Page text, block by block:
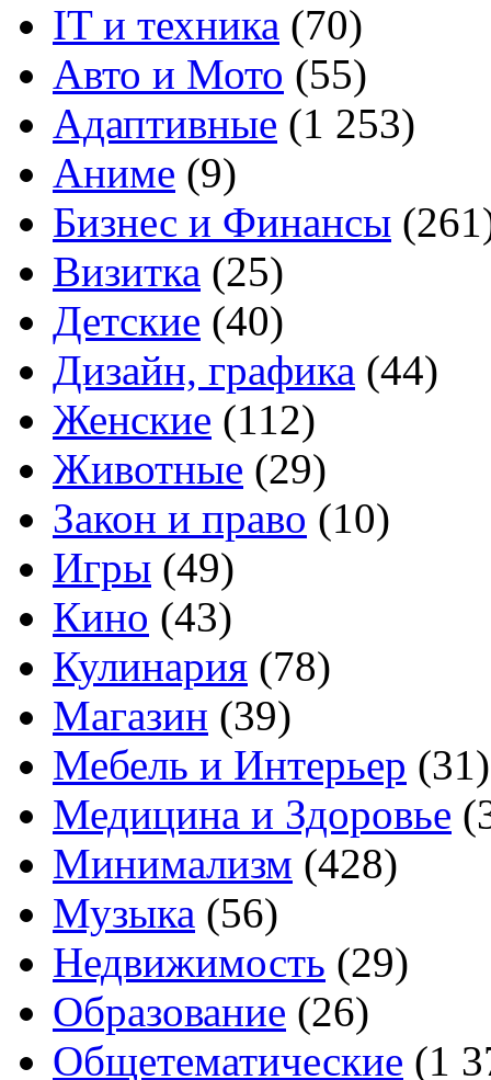
IT и техника (70)
Авто и Мото (55)
Адаптивные (1 253)
Аниме (9)
Бизнес и Финансы
Визитка (25)
Детские (40)
Дизайн, графика (44)
Женские (112)
Животные (29)
Закон и право (10)
Игры (49)
Кино (43)
Кулинария (78)
Магазин (39)
Мебель и Интерьер (31)
Медицина и Здоровье
Минимализм (428)
Музыка (56)
Недвижимость (29)
Образование (26)
Общетематические (1